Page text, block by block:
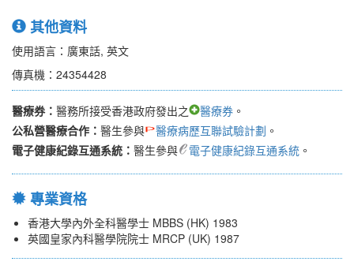
其他資料
使用語言：廣東話, 英文
傳真機：24354428
醫療券： 醫務所接受香港政府發出之 醫療券 。
公私營醫療合作： 醫生參與 醫療病歷互聯試驗計劃 。
電子健康紀錄互通系統： 醫生參與 電子健康紀錄互通系統 。
專業資格
香港大學內外全科醫學士 MBBS (HK) 1983
英國皇家內科醫學院院士 MRCP (UK) 1987